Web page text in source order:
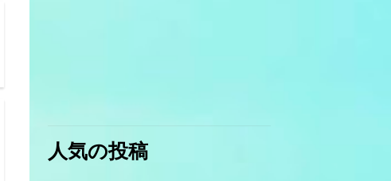
人気の投稿